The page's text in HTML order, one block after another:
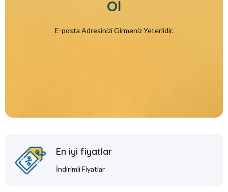
Ol
E-posta Adresinizi Girmeniz Yeterlidir.
En iyi fiyatlar
İndirimli Fiyatlar